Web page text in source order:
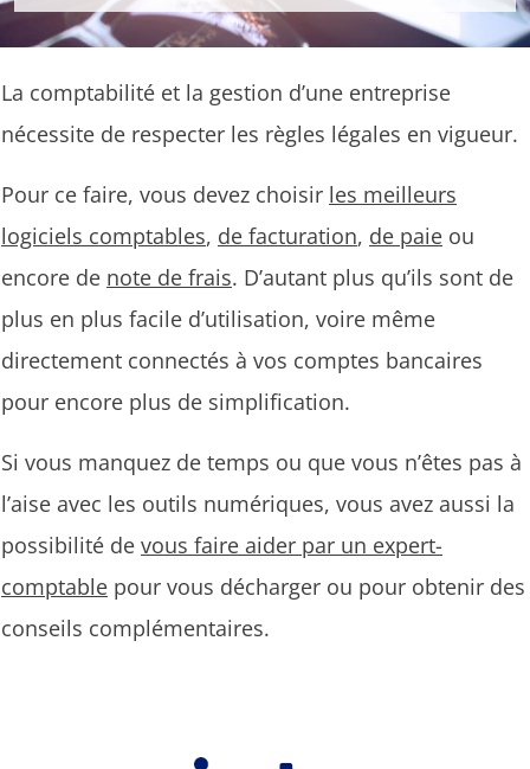
La comptabilité et la gestion d’une entreprise
nécessite de respecter les règles légales en vigueur.
Pour ce faire, vous devez choisir les meilleurs
logiciels comptables, de facturation, de paie ou
encore de note de frais. D’autant plus qu’ils sont de
plus en plus facile d’utilisation, voire même
directement connectés à vos comptes bancaires
pour encore plus de simplification.
Si vous manquez de temps ou que vous n’êtes pas à
l’aise avec les outils numériques, vous avez aussi la
possibilité de vous faire aider par un expert-
comptable pour vous décharger ou pour obtenir des
conseils complémentaires.